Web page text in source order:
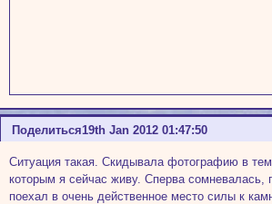
Поделиться19th Jan 2012 01:47:50
Ситуация такая. Скидывала фотографию в
которым я сейчас живу. Сперва
поехал в очень действенное место силы к